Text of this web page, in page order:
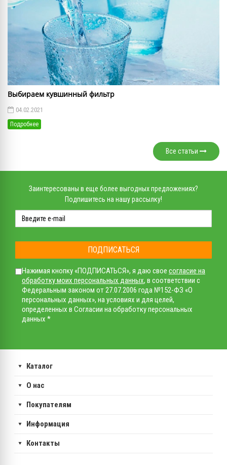
Выбираем кувшинный фильтр
04.02.2021
Подробнее
Все статьи
Заинтересованы в еще более выгодных предложениях?
Подпишитесь на нашу рассылку!
ПОДПИСАТЬСЯ
Нажимая кнопку «ПОДПИСАТЬСЯ», я даю свое согласие на
обработку моих персональных данных, в соответствии с
Федеральным законом от 27.07.2006 года №152-ФЗ «О
персональных данных», на условиях и для целей,
определенных в Согласии на обработку персональных
данных *
Каталог
О нас
Покупателям
Информация
Контакты